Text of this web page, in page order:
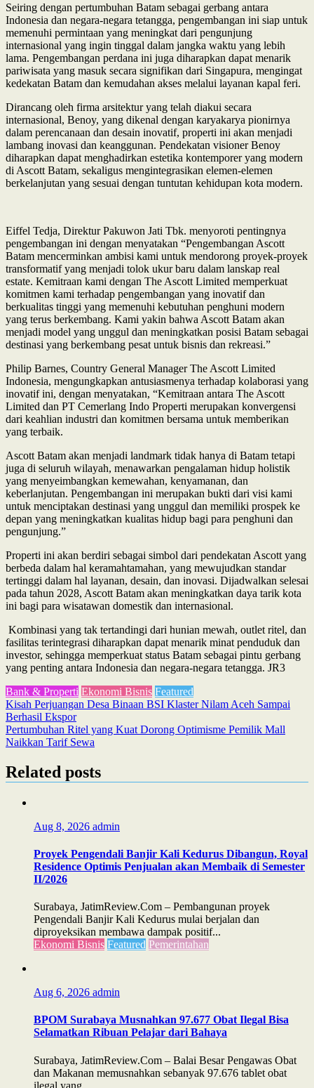
Seiring dengan pertumbuhan Batam sebagai gerbang antara
Indonesia dan negara-negara tetangga, pengembangan ini siap untuk
memenuhi permintaan yang meningkat dari pengunjung
internasional yang ingin tinggal dalam jangka waktu yang lebih
lama. Pengembangan perdana ini juga diharapkan dapat menarik
pariwisata yang masuk secara signifikan dari Singapura, mengingat
kedekatan Batam dan kemudahan akses melalui layanan kapal feri.
Dirancang oleh firma arsitektur yang telah diakui secara
internasional, Benoy, yang dikenal dengan karyakarya pionirnya
dalam perencanaan dan desain inovatif, properti ini akan menjadi
lambang inovasi dan keanggunan. Pendekatan visioner Benoy
diharapkan dapat menghadirkan estetika kontemporer yang modern
di Ascott Batam, sekaligus mengintegrasikan elemen-elemen
berkelanjutan yang sesuai dengan tuntutan kehidupan kota modern.
Eiffel Tedja, Direktur Pakuwon Jati Tbk. menyoroti pentingnya
pengembangan ini dengan menyatakan “Pengembangan Ascott
Batam mencerminkan ambisi kami untuk mendorong proyek-proyek
transformatif yang menjadi tolok ukur baru dalam lanskap real
estate. Kemitraan kami dengan The Ascott Limited memperkuat
komitmen kami terhadap pengembangan yang inovatif dan
berkualitas tinggi yang memenuhi kebutuhan penghuni modern
yang terus berkembang. Kami yakin bahwa Ascott Batam akan
menjadi model yang unggul dan meningkatkan posisi Batam sebagai
destinasi yang berkembang pesat untuk bisnis dan rekreasi.”
Philip Barnes, Country General Manager The Ascott Limited
Indonesia, mengungkapkan antusiasmenya terhadap kolaborasi yang
inovatif ini, dengan menyatakan, “Kemitraan antara The Ascott
Limited dan PT Cemerlang Indo Properti merupakan konvergensi
dari keahlian industri dan komitmen bersama untuk memberikan
yang terbaik.
Ascott Batam akan menjadi landmark tidak hanya di Batam tetapi
juga di seluruh wilayah, menawarkan pengalaman hidup holistik
yang menyeimbangkan kemewahan, kenyamanan, dan
keberlanjutan. Pengembangan ini merupakan bukti dari visi kami
untuk menciptakan destinasi yang unggul dan memiliki prospek ke
depan yang meningkatkan kualitas hidup bagi para penghuni dan
pengunjung.”
Properti ini akan berdiri sebagai simbol dari pendekatan Ascott yang
berbeda dalam hal keramahtamahan, yang mewujudkan standar
tertinggi dalam hal layanan, desain, dan inovasi. Dijadwalkan selesai
pada tahun 2028, Ascott Batam akan meningkatkan daya tarik kota
ini bagi para wisatawan domestik dan internasional.
Kombinasi yang tak tertandingi dari hunian mewah, outlet ritel, dan
fasilitas terintegrasi diharapkan dapat menarik minat penduduk dan
investor, sehingga memperkuat status Batam sebagai pintu gerbang
yang penting antara Indonesia dan negara-negara tetangga. JR3
Bank & Properti Ekonomi Bisnis Featured
Post
navigation
Kisah Perjuangan Desa Binaan BSI Klaster Nilam Aceh Sampai
Berhasil Ekspor
Pertumbuhan Ritel yang Kuat Dorong Optimisme Pemilik Mall
Naikkan Tarif Sewa
Related posts
Aug 8, 2026 admin
Proyek Pengendali Banjir Kali Kedurus Dibangun, Royal
Residence Optimis Penjualan akan Membaik di Semester
II/2026
Surabaya, JatimReview.Com – Pembangunan proyek
Pengendali Banjir Kali Kedurus mulai berjalan dan
diproyeksikan membawa dampak positif...
Ekonomi Bisnis Featured Pemerintahan
Aug 6, 2026 admin
BPOM Surabaya Musnahkan 97.677 Obat Ilegal Bisa
Selamatkan Ribuan Pelajar dari Bahaya
Surabaya, JatimReview.Com – Balai Besar Pengawas Obat
dan Makanan memusnahkan sebanyak 97.676 tablet obat
ilegal yang...